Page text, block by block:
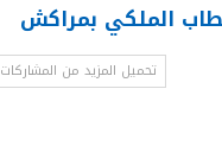
الملكي بمراكش
تحميل المزيد من المشاركات